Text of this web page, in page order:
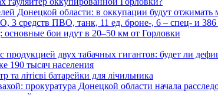
Донецкой области: в оккупации будут отжимать
3 средств ПВО, танк, 11 ед. броне-, 6 – спец- и
основные бои идут в 20–50 км от Горловки
двух табачных гигантов: будет ли
190 тысяч населения
літієві батарейки для лічильника
прокуратура Донецкой области начала